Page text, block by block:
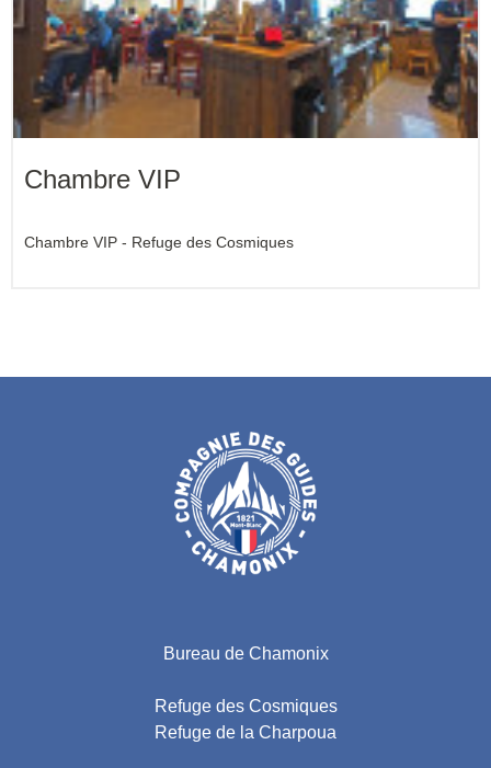
Chambre VIP
Chambre VIP - Refuge des Cosmiques
Bureau de Chamonix
Refuge des Cosmiques
Refuge de la Charpoua